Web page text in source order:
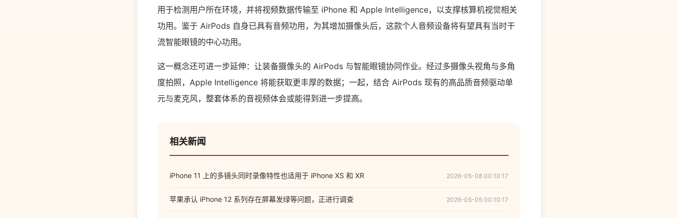
用于检测用户所在环境，并将视频数据传输至 iPhone 和 Apple Intelligence，以支撑核算机视觉相关
功用。鉴于 AirPods 自身已具有音频功用，为其增加摄像头后，这款个人音频设备将有望具有当时干
流智能眼镜的中心功用。
这一概念还可进一步延伸：让装备摄像头的 AirPods 与智能眼镜协同作业。经过多摄像头视角与多角
度拍照，Apple Intelligence 将能获取更丰厚的数据；一起，结合 AirPods 现有的高品质音频驱动单
元与麦克风，整套体系的音视频体会或能得到进一步提高。
相关新闻
iPhone 11 上的多镜头同时录像特性也适用于 iPhone XS 和 XR 2026-05-08 00:10:17
苹果承认 iPhone 12 系列存在屏幕发绿等问题，正进行调查 2026-05-05 00:10:17